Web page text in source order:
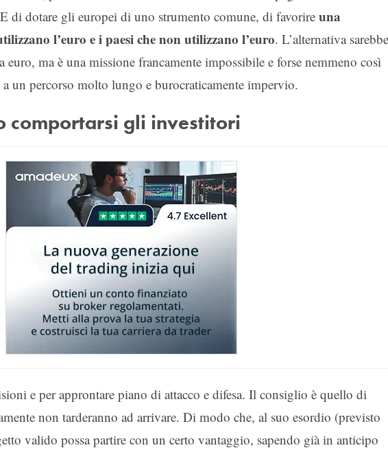
di dotare gli europei di uno strumento comune, di favorire una
l’euro e i paesi che non utilizzano l’euro. L’alternativa sarebbe
ma è una missione francamente impossibile e forse nemmeno così
un percorso molto lungo e burocraticamente impervio.
comportarsi gli investitori
e per approntare piano di attacco e difesa. Il consiglio è quello di
non tarderanno ad arrivare. Di modo che, al suo esordio (previsto
valido possa partire con un certo vantaggio, sapendo già in anticipo